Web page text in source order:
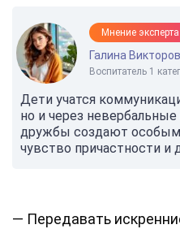
Мнение эксперта
Галина
Воспитатель 1
Дети учатся
но и через
дружбы создают
чувство причастности и
— Передавать